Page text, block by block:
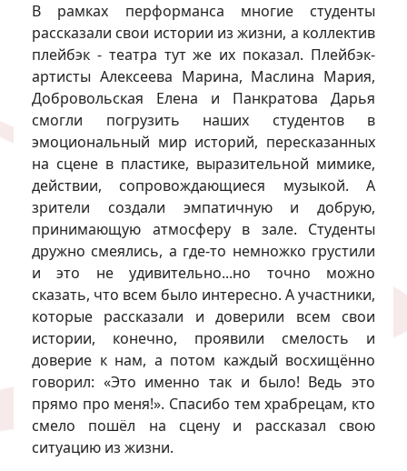
В рамках перформанса многие студенты
рассказали свои истории из жизни, а коллектив
плейбэк - театра тут же их показал. Плейбэк-
артисты Алексеева Марина, Маслина Мария,
Добровольская Елена и Панкратова Дарья
смогли погрузить наших студентов в
эмоциональный мир историй, пересказанных
на сцене в пластике, выразительной мимике,
действии, сопровождающиеся музыкой. А
зрители создали эмпатичную и добрую,
принимающую атмосферу в зале. Студенты
дружно смеялись, а где-то немножко грустили
и это не удивительно...но точно можно
сказать, что всем было интересно. А участники,
которые рассказали и доверили всем свои
истории, конечно, проявили смелость и
доверие к нам, а потом каждый восхищённо
говорил: «Это именно так и было! Ведь это
прямо про меня!». Спасибо тем храбрецам, кто
смело пошёл на сцену и рассказал свою
ситуацию из жизни.